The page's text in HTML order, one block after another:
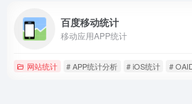
百度移动统计
移动应用APP统计
网站统计 # APP统计分析 # iOS统计 #